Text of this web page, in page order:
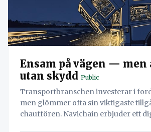
Ensam på vägen —
utan skydd Public
Transportbranschen investerar i
men glömmer ofta sin viktigaste
chauffören. Navichain erbjuder ett